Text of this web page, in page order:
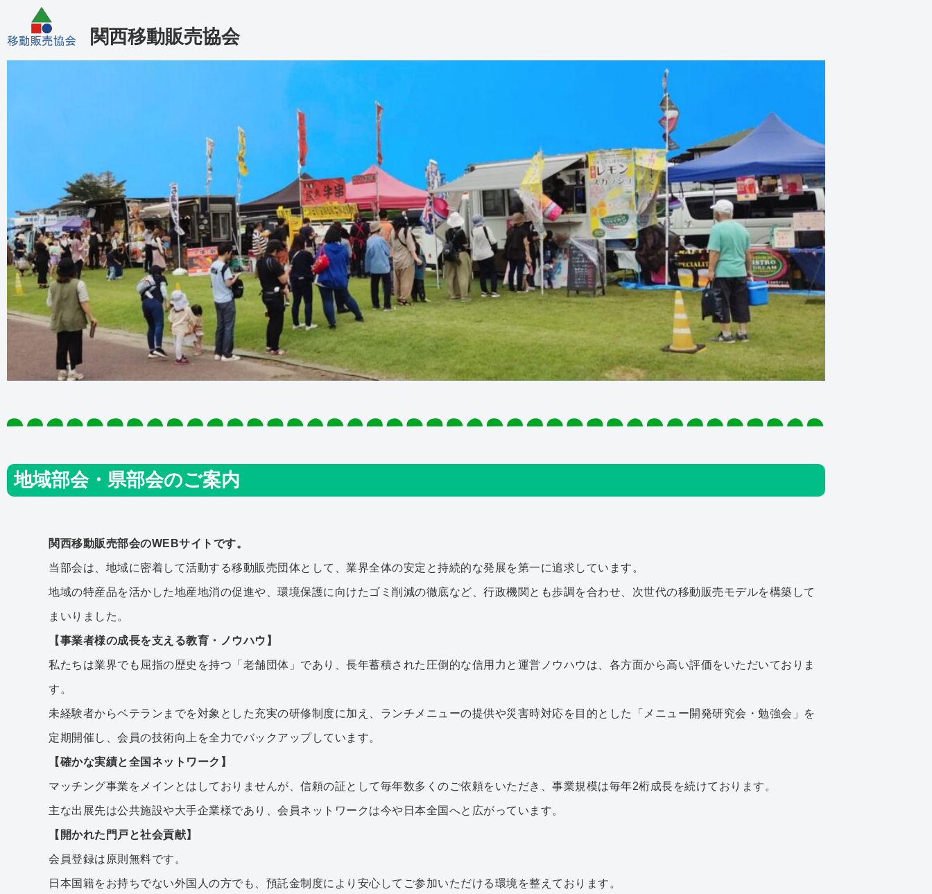
関西移動販売協会
地域部会・県部会のご案内
関西移動販売部会のWEBサイトです。
当部会は、地域に密着して活動する移動販売団体として、業界全体の安定と持続的な発展を第一に追求しています。
地域の特産品を活かした地産地消の促進や、環境保護に向けたゴミ削減の徹底など、行政機関とも歩調を合わせ、次世代の移動販売モデルを構築して
まいりました。
【事業者様の成長を支える教育・ノウハウ】
私たちは業界でも屈指の歴史を持つ「老舗団体」であり、長年蓄積された圧倒的な信用力と運営ノウハウは、各方面から高い評価をいただいておりま
す。
未経験者からベテランまでを対象とした充実の研修制度に加え、ランチメニューの提供や災害時対応を目的とした「メニュー開発研究会・勉強会」を
定期開催し、会員の技術向上を全力でバックアップしています。
【確かな実績と全国ネットワーク】
マッチング事業をメインとはしておりませんが、信頼の証として毎年数多くのご依頼をいただき、事業規模は毎年2桁成長を続けております。
主な出展先は公共施設や大手企業様であり、会員ネットワークは今や日本全国へと広がっています。
【開かれた門戸と社会貢献】
会員登録は原則無料です。
日本国籍をお持ちでない外国人の方でも、預託金制度により安心してご参加いただける環境を整えております。